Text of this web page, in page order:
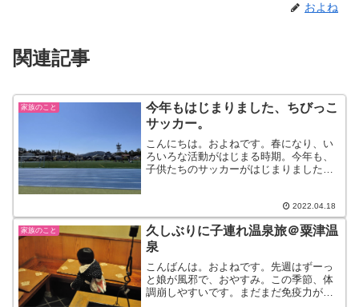
およね
関連記事
家族のこと
今年もはじまりました、ちびっこ
サッカー。
こんにちは。およねです。春になり、い
ろいろな活動がはじまる時期。今年も、
子供たちのサッカーがはじまりました。
りに開催！という大会もあったり・・。
先日の大会も良いお天気で...
2022.04.18
家族のこと
久しぶりに子連れ温泉旅＠粟津温
泉
こんばんは。およねです。先週はずーっ
と娘が風邪で、おやすみ。この季節、体
調崩しやすいです。まだまだ免疫力が高